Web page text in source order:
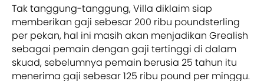
Tak tanggung-tanggung, Villa diklaim siap
memberikan gaji sebesar 200 ribu poundsterling
per pekan, hal ini masih akan menjadikan Grealish
sebagai pemain dengan gaji tertinggi di dalam
skuad, sebelumnya pemain berusia 25 tahun itu
menerima gaji sebesar 125 ribu pound per minggu.